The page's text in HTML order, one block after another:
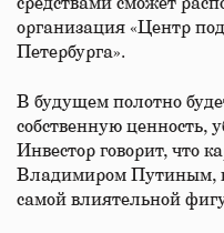
организация «Центр
Петербурга».
В будущем полотно
собственную
Инвестор говорит, что
Владимиром Путиным,
самой влиятельной